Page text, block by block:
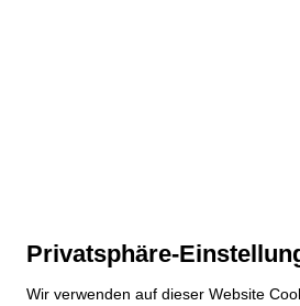
Privatsphäre-
Wir verwenden auf dieser Website